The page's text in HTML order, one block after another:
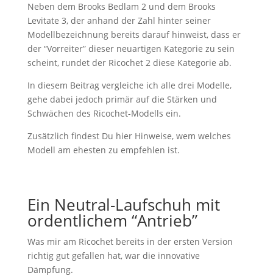
Neben dem Brooks Bedlam 2 und dem Brooks
Levitate 3, der anhand der Zahl hinter seiner
Modellbezeichnung bereits darauf hinweist, dass er
der “Vorreiter” dieser neuartigen Kategorie zu sein
scheint, rundet der Ricochet 2 diese Kategorie ab.
In diesem Beitrag vergleiche ich alle drei Modelle,
gehe dabei jedoch primär auf die Stärken und
Schwächen des Ricochet-Modells ein.
Zusätzlich findest Du hier Hinweise, wem welches
Modell am ehesten zu empfehlen ist.
Ein Neutral-Laufschuh mit
ordentlichem “Antrieb”
Was mir am Ricochet bereits in der ersten Version
richtig gut gefallen hat, war die innovative
Dämpfung.